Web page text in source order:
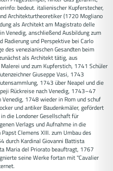
bedeut. italienischer Kupferstecher,
Architekturtheoretiker (1720 Mogliano
als Architekt am Magistrato delle
Venedig, anschließend Ausbildung zum
Radierung und Perspektive bei Carlo
des venezianischen Gesandten beim
als Architekt tätig, aus
und zum Kupferstich, 1741 Schüler
Giuseppe Vasi, 1743
1743 über Neapel und die
Rückreise nach Venedig, 1743–47
1748 wieder in Rom und schuf
und antiker Baudenkmäler, gefördert
die Londoner Gesellschaft für
Verlags und Aufnahme in die
Clemens XIII. zum Umbau des
durch Kardinal Giovanni Battista
Maria del Priorato beauftragt, 1767
seine Werke fortan mit "Cavalier